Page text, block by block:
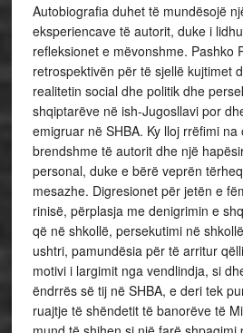
Autobiografia duhet të mundësojë
eksperiencave të autorit, duke i
refleksionet e mëvonshme. Pashko
retrospektivën për të sjellë kujtimet
realitetin social dhe politik dhe
shqiptarëve në ish-Jugosllavi por
emigruar në SHBA. Ky lloj rrëfimi
brendshme të autorit dhe një
personal, duke e bërë veprën
mesazhe. Digresionet për jetën e
rinisë, përplasja me denigrimin e
që në shkollë, persekutimi në
ushtri, pamundësia për të arritur
motivi i largimit nga vendlindja, si
ëndrrës së tij në SHBA, e deri tek
ruajtje të shëndetit të banorëve të